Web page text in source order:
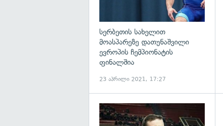
სერბეთის სახელით
მოასპარეზე დათუნაშვილი
ევროპის ჩემპიონატის
ფინალშია
23 აპრილი 2021, 17:27